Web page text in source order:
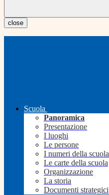
close
Scuola
Panoramica
Presentazione
I luoghi
Le persone
I numeri della scuola
Le carte della scuola
Organizzazione
La storia
Documenti strategici